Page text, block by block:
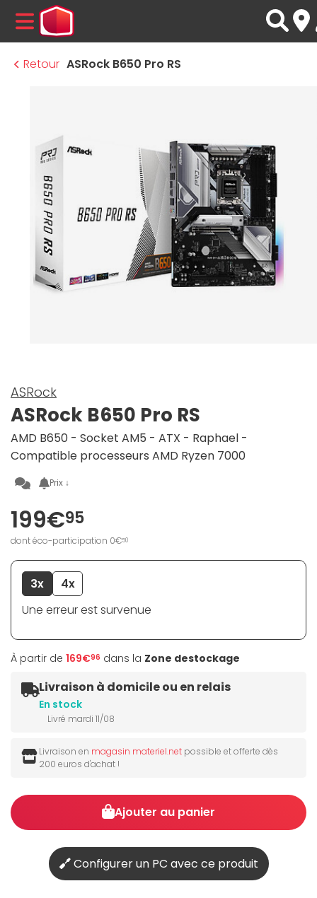
MENU
Retour ASRock B650 Pro RS
ASRock
ASRock B650 Pro RS
AMD B650 - Socket AM5 - ATX - Raphael -
Compatible processeurs AMD Ryzen 7000
Prix ↓
199€95
dont éco-participation 0€50
3x
4x
Une erreur est survenue
À partir de 169€96 dans la Zone destockage
Livraison à domicile ou en relais
En stock
Livré mardi 11/08
Livraison en magasin materiel.net possible et offerte dès
200 euros d'achat !
Ajouter au panier
Configurer un PC avec ce produit